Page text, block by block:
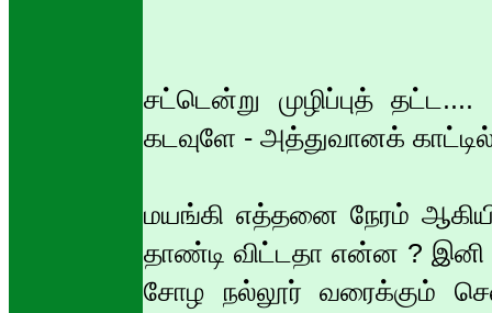
சட்டென்று முழிப்புத்
கடவுளே - அத்துவானக்
மயங்கி எத்தனை நேரம்
தாண்டி விட்டதா என்ன ? இனி
சோழ நல்லூர் வரைக்கும்